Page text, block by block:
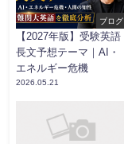
ブログ
【2027年版】受験英語
長文予想テーマ｜AI・
エネルギー危機
2026.05.21